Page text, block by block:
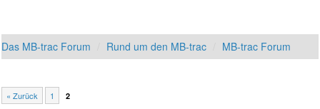
Das MB-trac Forum Rund um den MB-trac MB-trac Forum
« Zurück 1 2